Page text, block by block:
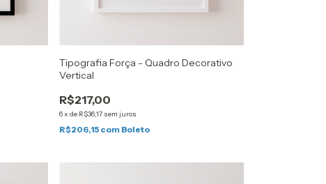
Tipografia Força - Quadro Decorativo
Vertical
R$217,00
6x de R$36,17 sem juros
R$206,15 com Boleto